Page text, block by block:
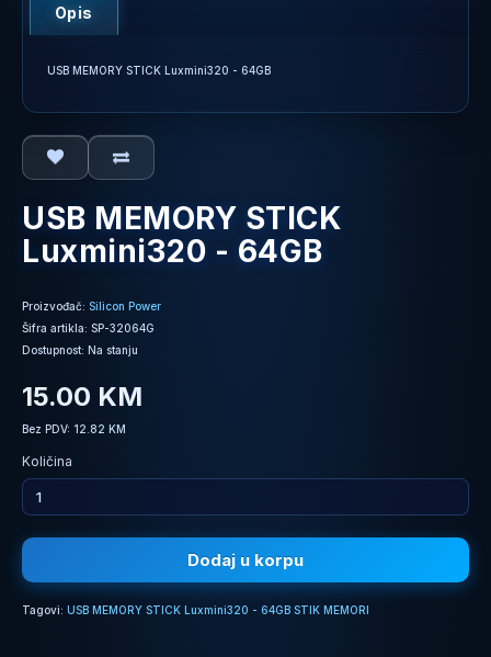
Opis
USB MEMORY STICK Luxmini320 - 64GB
USB MEMORY STICK
Luxmini320 - 64GB
Proizvođač: Silicon Power
Šifra artikla: SP-32064G
Dostupnost: Na stanju
15.00 KM
Bez PDV: 12.82 KM
Količina
Dodaj u korpu
Tagovi: USB MEMORY STICK Luxmini320 - 64GB STIK MEMORI